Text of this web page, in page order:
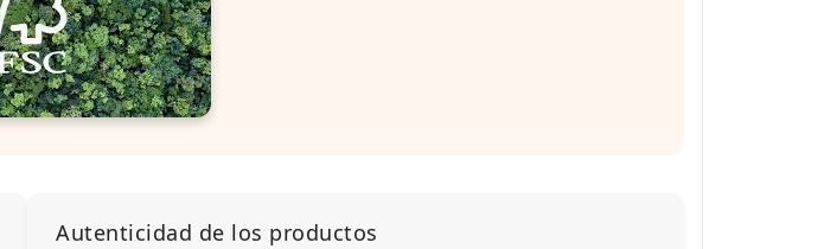
Autenticidad de los productos